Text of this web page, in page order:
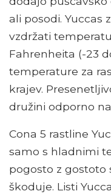
ali posodi. Yuccas
vzdržati
Fahrenheita (-23
temperature za
krajev.
družini odporno
Cona 5 rastline
samo s hladnimi
pogosto z gostoto
škoduje. Listi